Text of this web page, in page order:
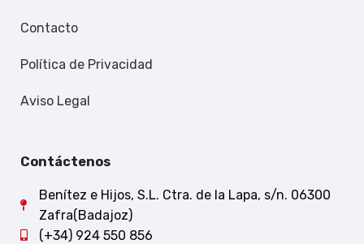
Contacto
Política de Privacidad
Aviso Legal
Contáctenos
Benítez e Hijos, S.L. Ctra. de la Lapa, s/n. 06300
Zafra(Badajoz)
(+34) 924 550 856